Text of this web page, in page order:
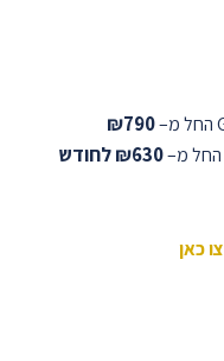
₪790
₪630 לחודש
כאן